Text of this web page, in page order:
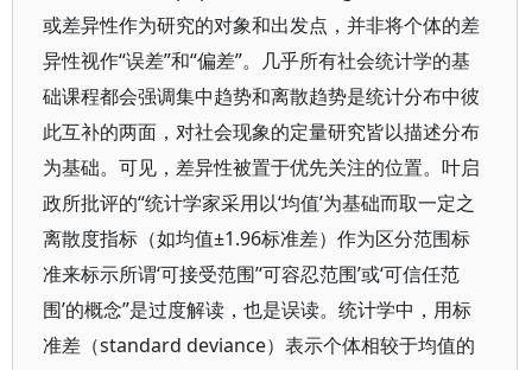
或差异性作为研究的对象和出发点，并非将个体的差
异性视作“误差”和“偏差”。几乎所有社会统计学的基
础课程都会强调集中趋势和离散趋势是统计分布中彼
此互补的两面，对社会现象的定量研究皆以描述分布
为基础。可见，差异性被置于优先关注的位置。叶启
政所批评的“统计学家采用以‘均值’为基础而取一定之
离散度指标（如均值±1.96标准差）作为区分范围标
准来标示所谓‘可接受范围’‘可容忍范围’或‘可信任范
围’的概念”是过度解读，也是误读。统计学中，用标
准差（standard deviance）表示个体相较于均值的